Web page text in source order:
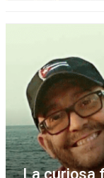
La curiosa